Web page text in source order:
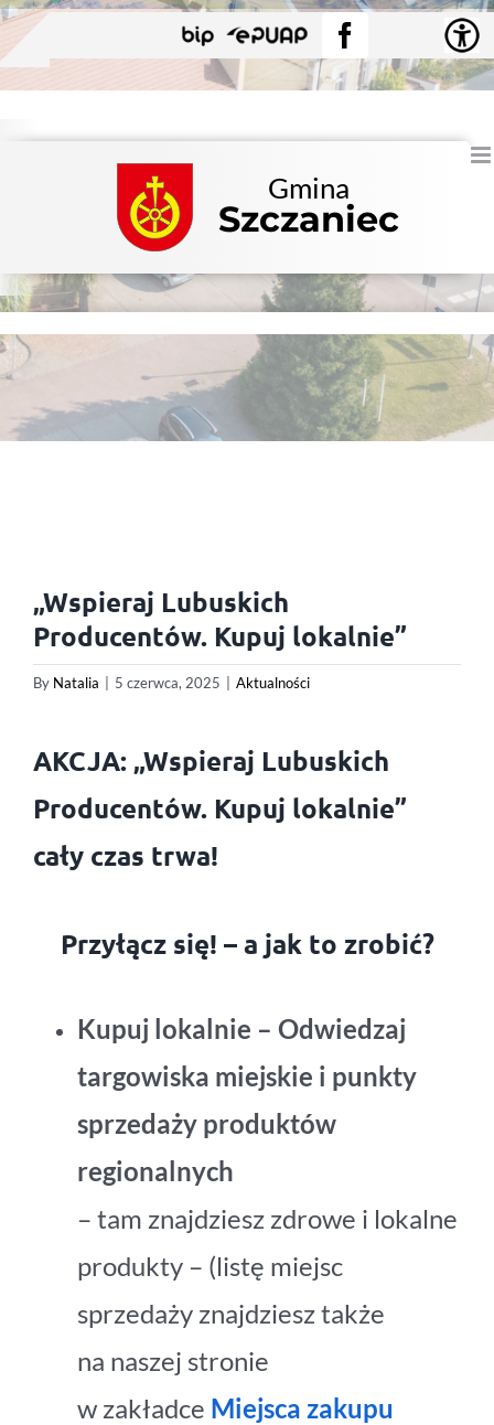
Przejdź
do
zawartości
BIP EPUAPFacebook
Gmina
Szczaniec
„Wspieraj Lubuskich
Producentów. Kupuj lokalnie”
By Natalia 5 czerwca, 2025 Aktualności
AKCJA: „Wspieraj Lubuskich
Producentów. Kupuj lokalnie”
cały czas trwa!
Przyłącz się! – a jak to zrobić?
Kupuj lokalnie – Odwiedzaj
targowiska miejskie i punkty
sprzedaży produktów
regionalnych
– tam znajdziesz zdrowe i lokalne
produkty – (listę miejsc
sprzedaży znajdziesz także
na naszej stronie
w zakładce Miejsca zakupu